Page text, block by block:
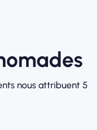
nous attribuent 5